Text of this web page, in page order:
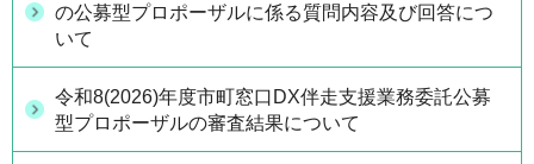
の公募型プロポーザルに係る質問内容及び回答につ
いて
令和8(2026)年度市町窓口DX伴走支援業務委託公募
型プロポーザルの審査結果について